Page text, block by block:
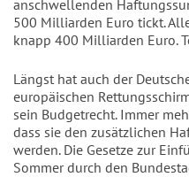
anschwellenden
500 Milliarden Euro tickt.
knapp 400 Milliarden Euro.
Längst hat auch der
europäischen
sein Budgetrecht. Immer
dass sie den zusätzlichen
werden. Die Gesetze zur
Sommer durch den